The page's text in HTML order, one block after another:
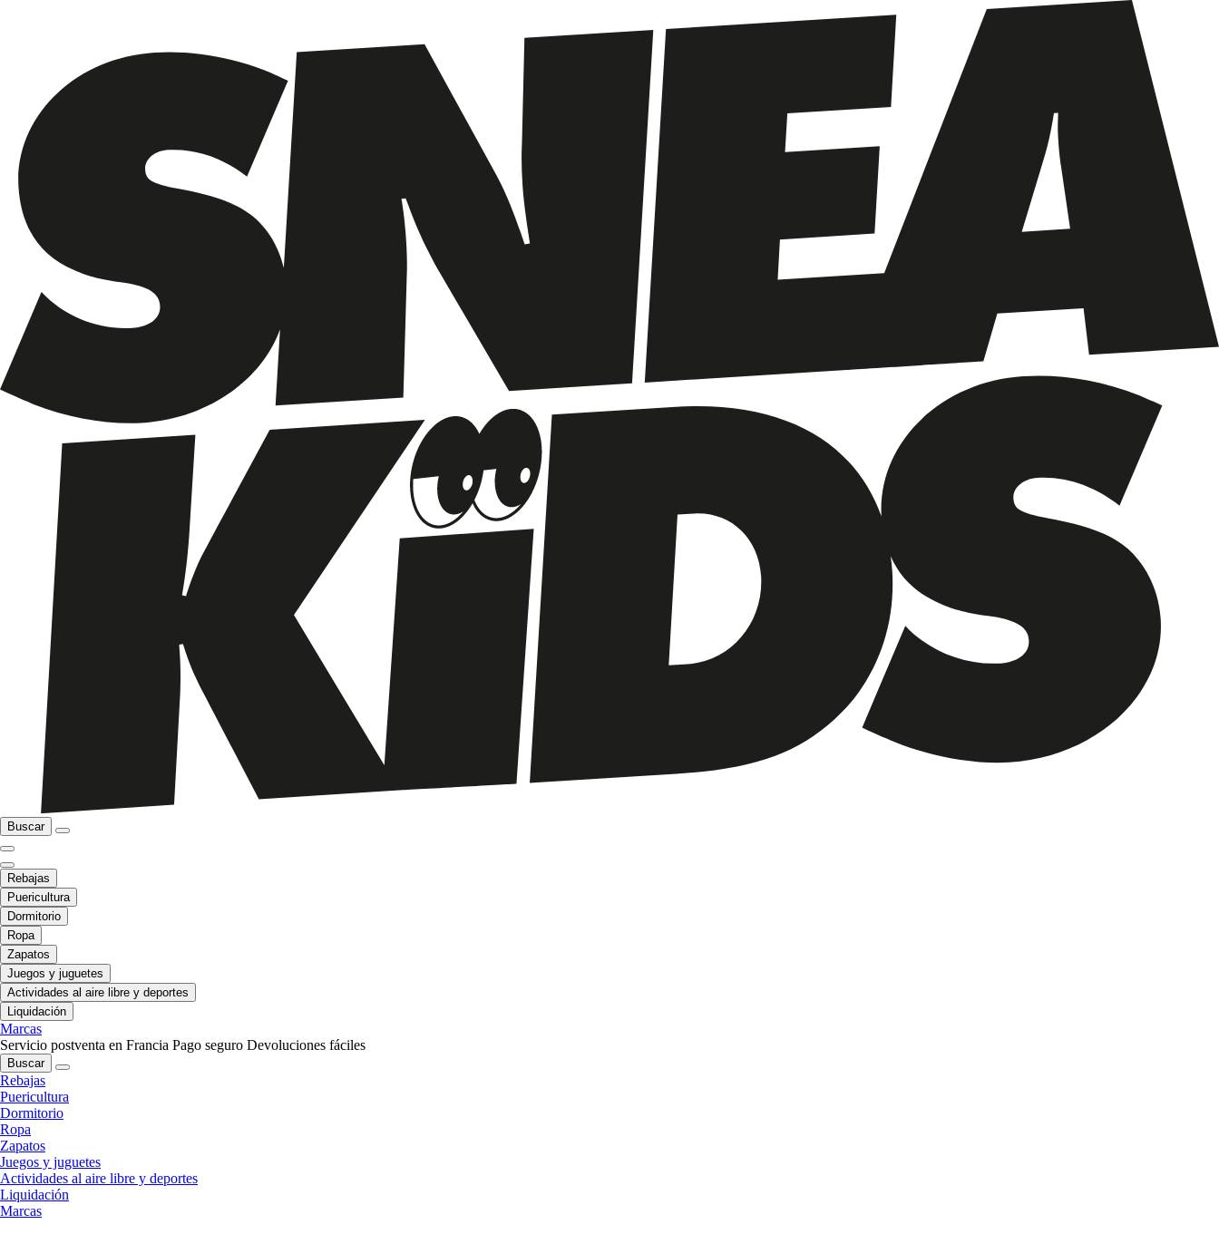
Buscar
Rebajas
Puericultura
Dormitorio
Ropa
Zapatos
Juegos y juguetes
Actividades al aire libre y deportes
Liquidación
Marcas
Servicio postventa en Francia Pago seguro Devoluciones fáciles
Buscar
Rebajas
Puericultura
Dormitorio
Ropa
Zapatos
Juegos y juguetes
Actividades al aire libre y deportes
Liquidación
Marcas